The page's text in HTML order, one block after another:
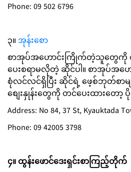
Phone: 09 502 6796
၃။ အုန်းစော
စာအုပ်အဟောင်းကြိုက်တဲ့သူတွေကို ထူ
ပေးစရာမလိုတဲ့ ဆိုင်ပါ။ စာအုပ်အဟ
စုံလင်လင်ရှိပြီး ဆိုင်ရဲ့ ဖေ့စ်ဘုတ်စာမ
စျေးနှုန်းတွေကို တင်ပေးထားတော့
Address: No 84, 37 St, Kyauktada
Phone: 09 42005 3798
၄။ ထွန်းဖောင်ဒေးရှင်းစာကြည့်တိုက်